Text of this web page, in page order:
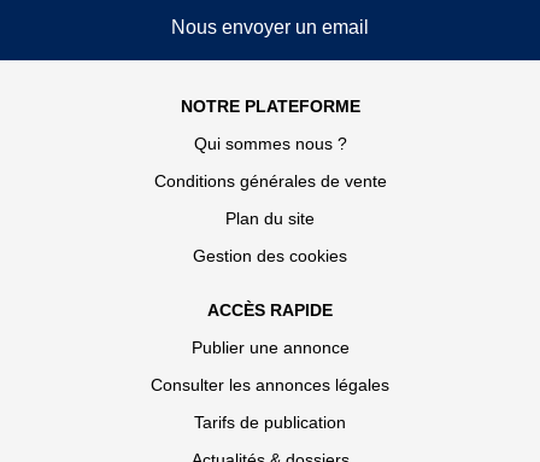
Nous envoyer un email
NOTRE PLATEFORME
Qui sommes nous ?
Conditions générales de vente
Plan du site
Gestion des cookies
ACCÈS RAPIDE
Publier une annonce
Consulter les annonces légales
Tarifs de publication